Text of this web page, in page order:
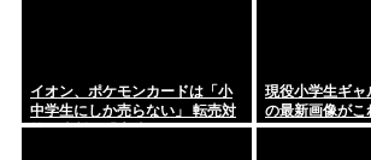
【徹底議論】一度使ったフリーザーバッグっ
るよな？
イオン、ポケモンカードは「小
中学生にしか売らない」 転売対
策の決断が「素晴らしい」
現役小学生ギ
の最新画像がこ